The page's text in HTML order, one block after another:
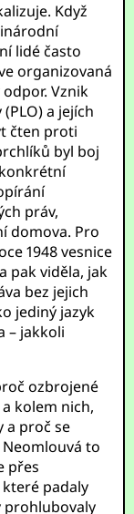
Když
lidé často
organizovaná
Vznik
a jejích
čten proti
byl boj
práv,
domova. Pro
1948 vesnice
pak viděla, jak
bez jejich
jediný jazyk
– jakkoli
ozbrojené
kolem nich,
a proč se
to
přes
padaly
prohlubovaly